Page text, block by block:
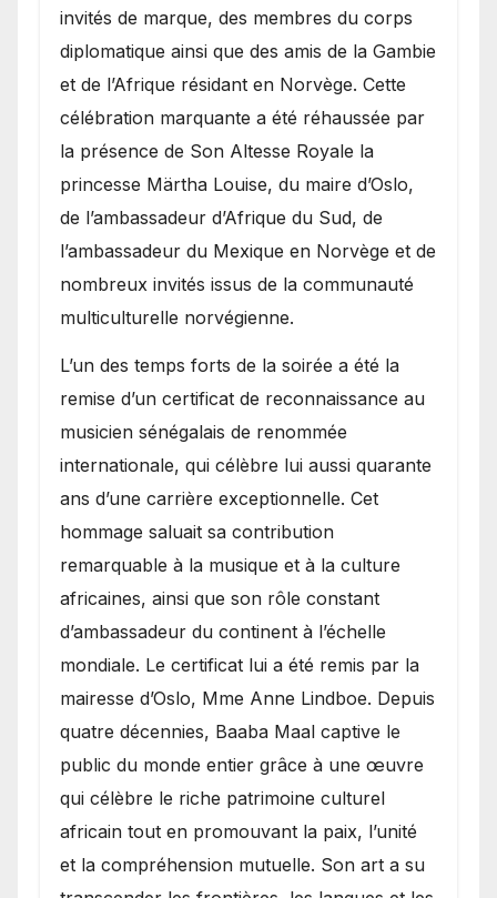
invités de marque, des membres du corps
diplomatique ainsi que des amis de la Gambie
et de l’Afrique résidant en Norvège. Cette
célébration marquante a été réhaussée par
la présence de Son Altesse Royale la
princesse Märtha Louise, du maire d’Oslo,
de l’ambassadeur d’Afrique du Sud, de
l’ambassadeur du Mexique en Norvège et de
nombreux invités issus de la communauté
multiculturelle norvégienne.
​L’un des temps forts de la soirée a été la
remise d’un certificat de reconnaissance au
musicien sénégalais de renommée
internationale, qui célèbre lui aussi quarante
ans d’une carrière exceptionnelle. Cet
hommage saluait sa contribution
remarquable à la musique et à la culture
africaines, ainsi que son rôle constant
d’ambassadeur du continent à l’échelle
mondiale. Le certificat lui a été remis par la
mairesse d’Oslo, Mme Anne Lindboe. Depuis
quatre décennies, Baaba Maal captive le
public du monde entier grâce à une œuvre
qui célèbre le riche patrimoine culturel
africain tout en promouvant la paix, l’unité
et la compréhension mutuelle. Son art a su